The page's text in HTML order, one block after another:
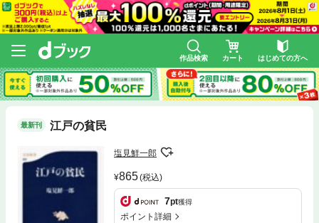
作品検索 カート はじめての方へ
最新刊 江戸の貧民
塩見鮮一郎
865(税込)
7pt獲得
ポイント詳細